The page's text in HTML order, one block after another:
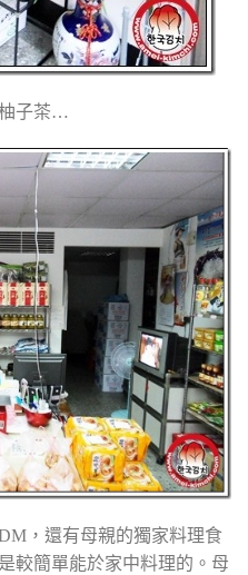
子茶…
，還有母親的獨家料理食
較簡單能於家中料理的。母